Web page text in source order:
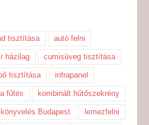
tisztítása autó felni
házilag cumisüveg tisztítása
tisztítása infrapanel
fűtés kombinált hűtőszekrény
könyvelés Budapest lemezfelni